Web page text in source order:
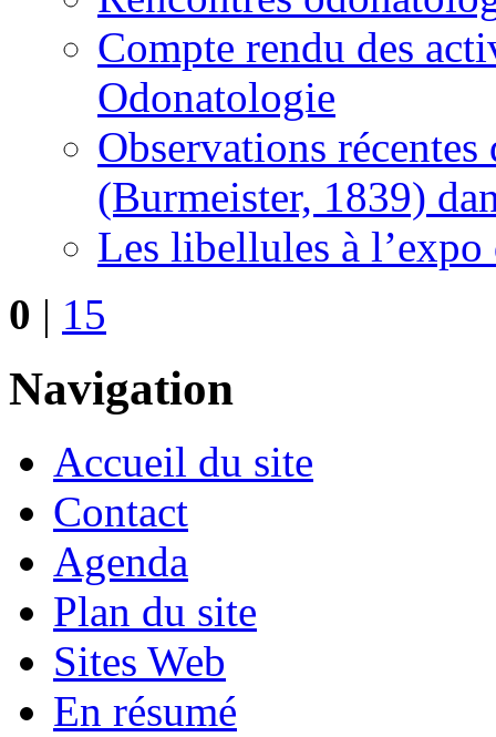
Compte rendu des
Odonatologie
Observations
(Burmeister, 1839)
Les libellules à l’expo
0 | 15
Navigation
Accueil du site
Contact
Agenda
Plan du site
Sites Web
En résumé